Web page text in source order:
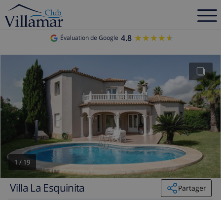
Évaluation de Google 4.8 ★★★★★
★★★★★
1 / 19
Villa La Esquinita
Partager